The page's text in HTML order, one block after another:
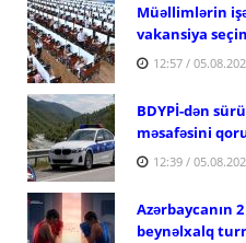
Müəllimlərin
vakansiya
12:57 /
BDYPİ-dən
məsafəsini
12:39 /
Azərbaycanın
beynəlxalq